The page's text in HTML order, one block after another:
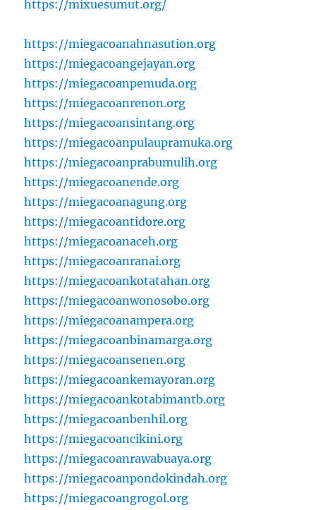
https://mixuesumut.org/
https://miegacoanahnasution.org
https://miegacoangejayan.org
https://miegacoanpemuda.org
https://miegacoanrenon.org
https://miegacoansintang.org
https://miegacoanpulaupramuka.org
https://miegacoanprabumulih.org
https://miegacoanende.org
https://miegacoanagung.org
https://miegacoantidore.org
https://miegacoanaceh.org
https://miegacoanranai.org
https://miegacoankotatahan.org
https://miegacoanwonosobo.org
https://miegacoanampera.org
https://miegacoanbinamarga.org
https://miegacoansenen.org
https://miegacoankemayoran.org
https://miegacoankotabimantb.org
https://miegacoanbenhil.org
https://miegacoancikini.org
https://miegacoanrawabuaya.org
https://miegacoanpondokindah.org
https://miegacoangrogol.org